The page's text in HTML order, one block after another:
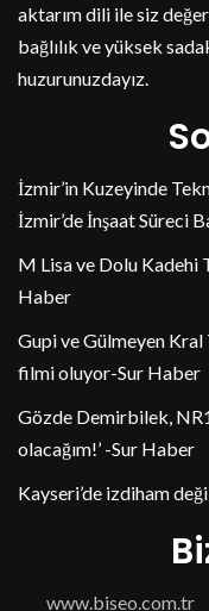
aktarım dili ile siz
bağlılık ve yüksek
huzurunuzdayız.
İzmir’in Kuzeyinde
İzmir’de İnşaat Süreci
M Lisa ve Dolu Kadehi
Haber
Gupi ve Gülmeyen
filmi oluyor-Sur Haber
Gözde Demirbilek,
olacağım!’ -Sur Haber
Kayseri’de izdiham
www.biseo.com.tr